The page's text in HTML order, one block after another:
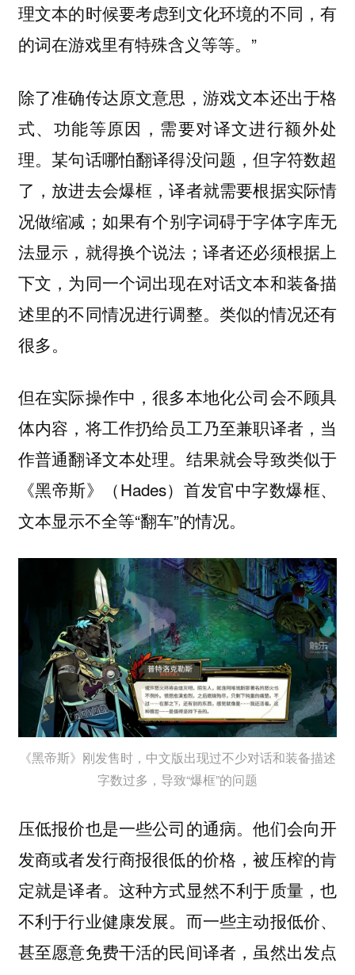
理文本的时候要考虑到文化环境的不同，有
的词在游戏里有特殊含义等等。”
除了准确传达原文意思，游戏文本还出于格
式、功能等原因，需要对译文进行额外处
理。某句话哪怕翻译得没问题，但字符数超
了，放进去会爆框，译者就需要根据实际情
况做缩减；如果有个别字词碍于字体字库无
法显示，就得换个说法；译者还必须根据上
下文，为同一个词出现在对话文本和装备描
述里的不同情况进行调整。类似的情况还有
很多。
但在实际操作中，很多本地化公司会不顾具
体内容，将工作扔给员工乃至兼职译者，当
作普通翻译文本处理。结果就会导致类似于
《黑帝斯》（Hades）首发官中字数爆框、
文本显示不全等“翻车”的情况。
《黑帝斯》刚发售时，中文版出现过不少对话和装备描述
字数过多，导致“爆框”的问题
压低报价也是一些公司的通病。他们会向开
发商或者发行商报很低的价格，被压榨的肯
定就是译者。这种方式显然不利于质量，也
不利于行业健康发展。而一些主动报低价、
甚至愿意免费干活的民间译者，虽然出发点